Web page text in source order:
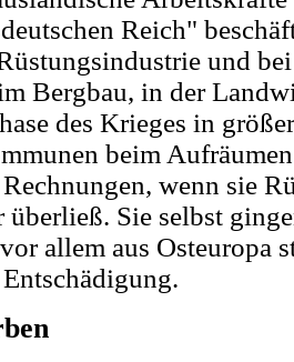
Reich"
und
Bergbau, in der
des Krieges in
beim
wenn sie
überließ. Sie selbst
allem aus Osteuropa